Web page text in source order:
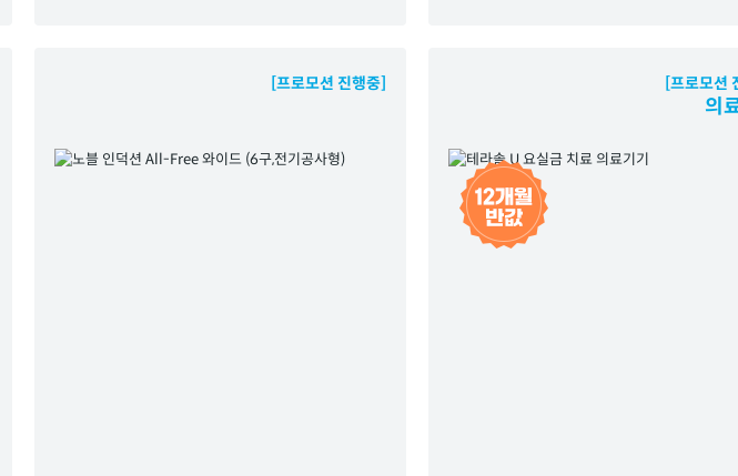
[프로모션 진행중] [프로모션
의